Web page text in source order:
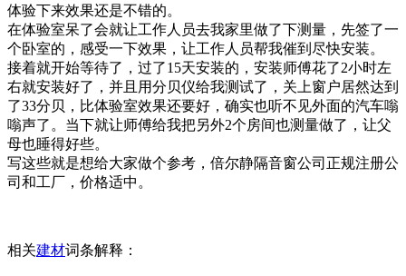
体验下来效果还是不错的。
在体验室呆了会就让工作人员去我家里做了下测量，先签了一
个卧室的，感受一下效果，让工作人员帮我催到尽快安装。
接着就开始等待了，过了15天安装的，安装师傅花了2小时左
右就安装好了，并且用分贝仪给我测试了，关上窗户居然达到
了33分贝，比体验室效果还要好，确实也听不见外面的汽车嗡
嗡声了。当下就让师傅给我把另外2个房间也测量做了，让父
母也睡得好些。
写这些就是想给大家做个参考，倍尔静隔音窗公司正规注册公
司和工厂，价格适中。
相关建材词条解释：